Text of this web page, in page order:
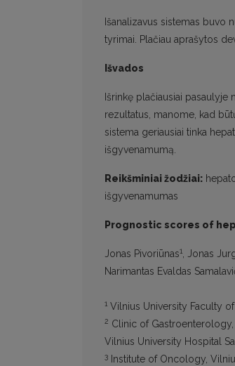
Išanalizavus sistemas buvo
tyrimai. Plačiau aprašytos
Išvados
Išrinkę plačiausiai
rezultatus, manome, kad
sistema geriausiai tinka
išgyvenamumą.
Reikšminiai žodžiai:
išgyvenamumas
Prognostic scores of
Jonas Pivoriūnas1, Jonas
Narimantas Evaldas
1 Vilnius University Faculty
2 Clinic of
Vilnius University Hospital
3
Institute of Oncology,